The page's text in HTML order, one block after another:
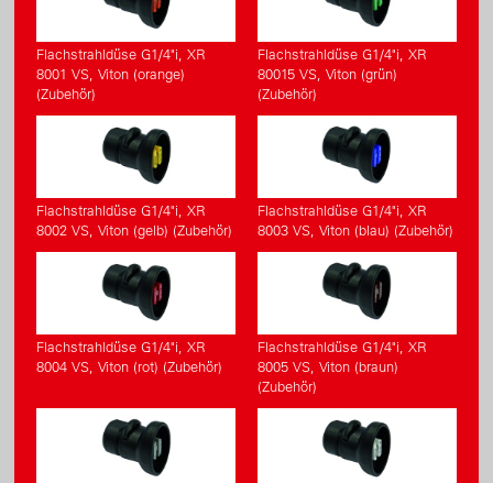
Flachstrahldüse G1/4"i, XR
8001 VS, Viton (orange)
(Zubehör)
Flachstrahldüse G1/4"i, XR
80015 VS, Viton (grün)
(Zubehör)
Flachstrahldüse G1/4"i, XR
8002 VS, Viton (gelb) (Zubehör)
Flachstrahldüse G1/4"i, XR
8003 VS, Viton (blau) (Zubehör)
Flachstrahldüse G1/4"i, XR
8004 VS, Viton (rot) (Zubehör)
Flachstrahldüse G1/4"i, XR
8005 VS, Viton (braun)
(Zubehör)